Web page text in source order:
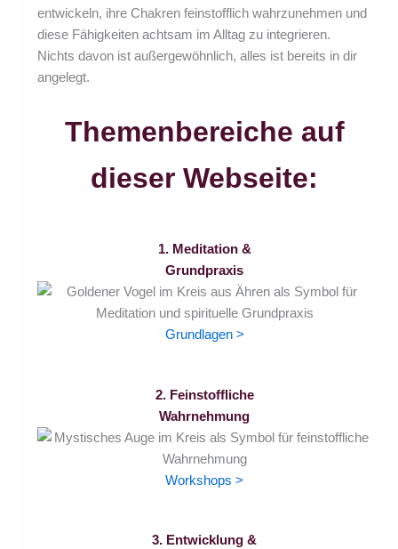
entwickeln, ihre Chakren feinstofflich wahrzunehmen und
diese Fähigkeiten achtsam im Alltag zu integrieren.
Nichts davon ist außergewöhnlich, alles ist bereits in dir
angelegt.
Themenbereiche auf
dieser Webseite:
1. Meditation &
Grundpraxis
Grundlagen >
2. Feinstoffliche
Wahrnehmung
Workshops >
3. Entwicklung &